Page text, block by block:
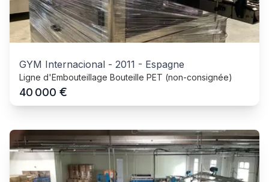
GYM Internacional - 2011 - Espagne
Ligne d'Embouteillage Bouteille PET (non-consignée)
40 000 €